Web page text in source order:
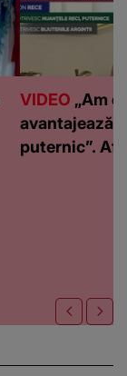
VIDEO „Am
avantajează
puternic”.